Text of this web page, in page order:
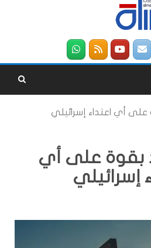
على أي اعتداء إسرائيلي
بقوة على أي
إسرائيلي